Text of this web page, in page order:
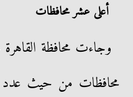
أعلى عشر محافظات
وجاءت محافظة
محافظات من حيث